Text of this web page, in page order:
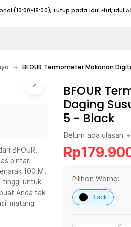
(08:00 - 20:00), Tutup pada Idul Fitri
Nasional (08:00 - 17:00)Selengkapnya
Nasional (08:00 - 17:00) Selengkapnya
(12:00-20:00), Tutup pada Idul Fitri
(12:00-20:00), Tutup pada Idul Fitri
(08:00 - 20:00), Tutup pada Idul Fitri
Nasional (08:00 - 17:00) Selengkapnya
Nasional (08:00 - 17:00)
BFOUR Termometer Makanan
BFOUR,
pintar.
100 M,
tinggi untuk
Anda tak
matang
BFOUR
Daging
5 - Black
Belum ada ulasan •
Rp
Pilihan Warna:
Black